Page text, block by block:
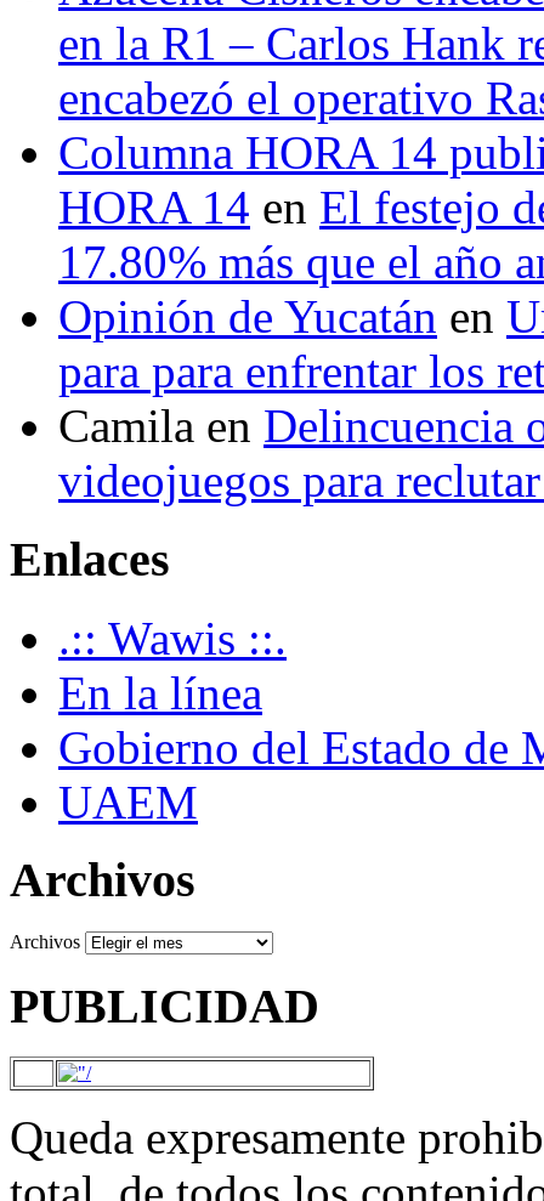
en la R1 – Carlos Hank
encabezó el operativo
Columna HORA 14
HORA 14 en El festejo
17.80% más que el año
Opinión de Yucatán en
para para enfrentar los
Camila en Delincuencia
videojuegos para
Enlaces
.:: Wawis ::.
En la línea
Gobierno del Estado de
UAEM
Archivos
Archivos
PUBLICIDAD
Queda expresamente